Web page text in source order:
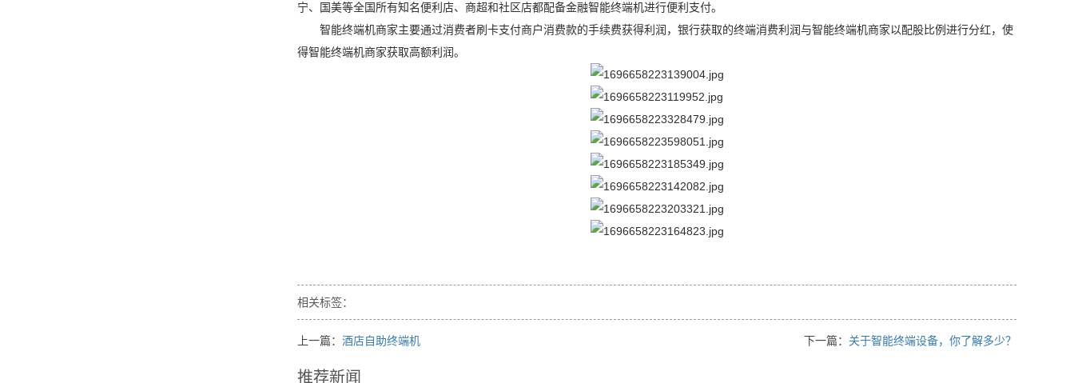
宁、国美等全国所有知名便利店、商超和社区店都配备金融智能终端机进行便利支付。
智能终端机商家主要通过消费者刷卡支付商户消费款的手续费获得利润，银行获取的终端消费利润与智能终端机商家以配股比例进行分红，使
得智能终端机商家获取高额利润。
相关标签：
上一篇： 酒店自助终端机 下一篇： 关于智能终端设备，你了解多少？
推荐新闻